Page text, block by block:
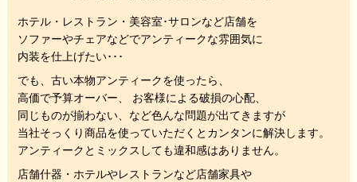
ホテル・レストラン・美容室･サロンなど店舗を
ソファーやチェアなどでアンティークな雰囲気に
内装を仕上げたい･･･
でも、 古い本物アンティークを使ったら、
高価で予算オーバー、 お客様による破損の心配、
同じものが揃わない、 など色んな問題が出てきますが
当社そっくり商品を使っていただくと カンタンに解決します。
アンティークとミックスしても違和感はありません。
店舗什器・ホテルやレストランなど店舗家具や